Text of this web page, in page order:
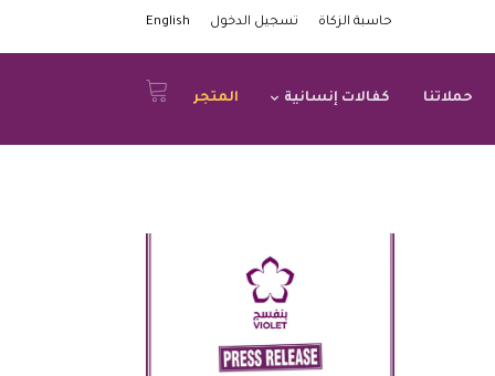
حاسبة الزكاة تسجيل الدخول English
حملاتنا كفالات إنسانية المتجر